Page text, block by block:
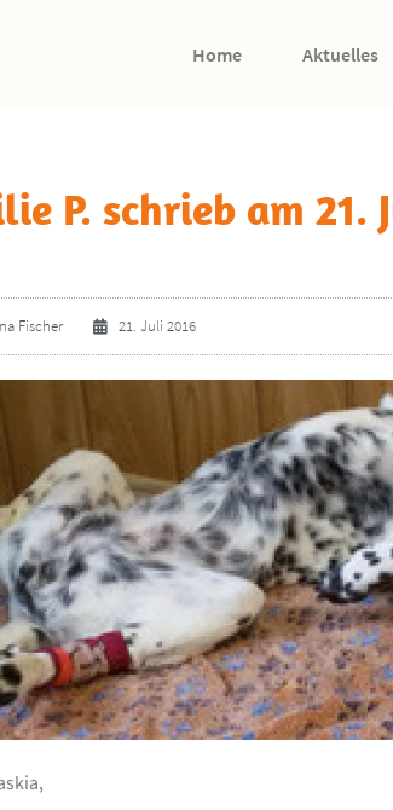
Home Aktuelles
P. schrieb am 21.
Fischer 21. Juli 2016